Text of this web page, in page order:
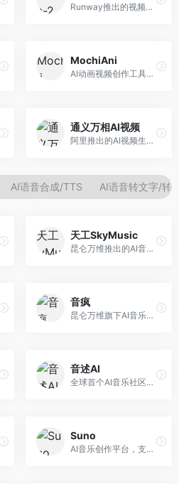
Runway推出的视频生成模型，专注于文生视频和视频风格转换。面向影视制作人和创意工作者，支持文本到视频、图像到视频等多种生成模式，视频质量专业级。
MochiAni
AI动画视频创作工具，专注于动画内容生成。面向动画创作者和二次元内容生产者，支持动画风格视频生成，动画效果流畅，适合动漫内容创作。
通义万相AI视频
阿里推出的AI视频生成服务，整合图像与视频创作能力。面向电商和营销从业者，支持商品视频生成、营销视频制作等服务，商业应用场景丰富。
AI语音合成/TTS AI语音转文字/转
天工SkyMusic
昆仑万维推出的AI音乐创作平台，基于天工大模型。面向音乐创作者，支持歌词生成、旋律创作、音乐编曲等服务，中文音乐创作能力强。
音疯
昆仑万维旗下AI音乐创作平台，专注于音乐内容生成。面向音乐爱好者和内容创作者，提供多种风格音乐生成，操作简便，创作速度快。
音述AI
全球首个AI音乐社区平台，整合创作与分享功能。面向音乐创作者和爱好者，提供音乐创作、作品分享、社区交流等服务，社区氛围活跃。
Suno
AI音乐创作平台，支持通过文字描述生成完整歌曲，包含歌词、旋律和人声。面向音乐爱好者、内容创作者和独立音乐人，操作门槛低，创作速度快，支持多种音乐风格，为音乐创作带来全新可能。